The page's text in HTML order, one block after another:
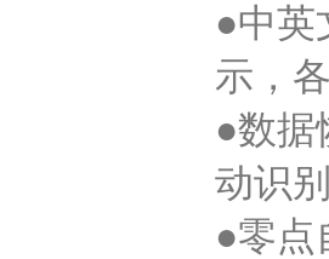
●中英
示，
●数据
动识
●零点